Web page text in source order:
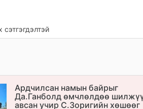
Ардчилсан намын байрыг
Да.Ганболд өмчлөлдөө
авсан учир С.Зоригийн хөшөөг